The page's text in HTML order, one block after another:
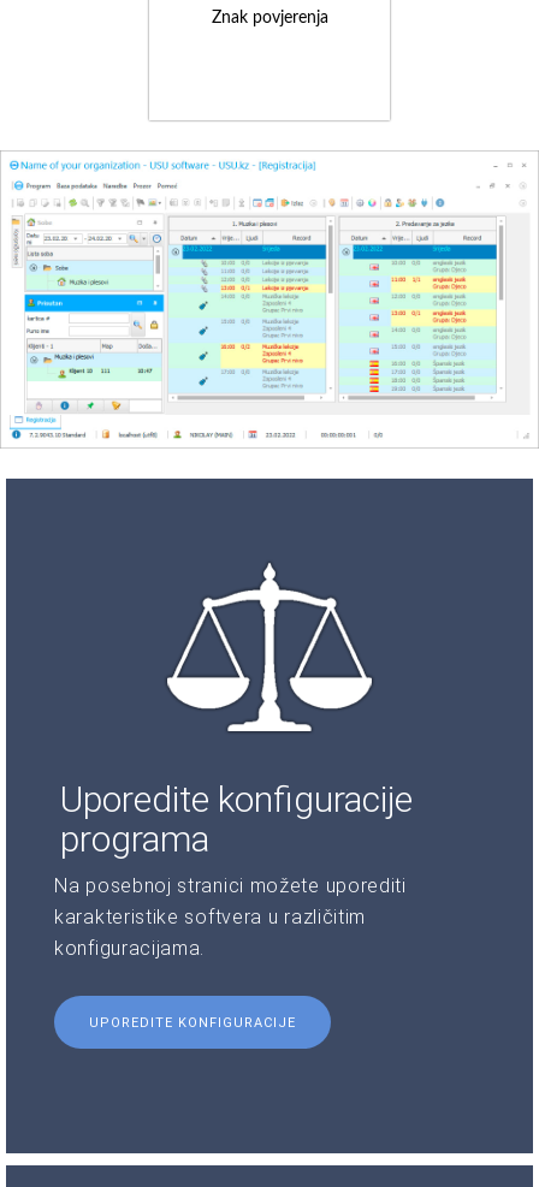
Znak povjerenja
Uporedite konfiguracije
programa
Na posebnoj stranici možete uporediti
karakteristike softvera u različitim
konfiguracijama.
UPOREDITE KONFIGURACIJE